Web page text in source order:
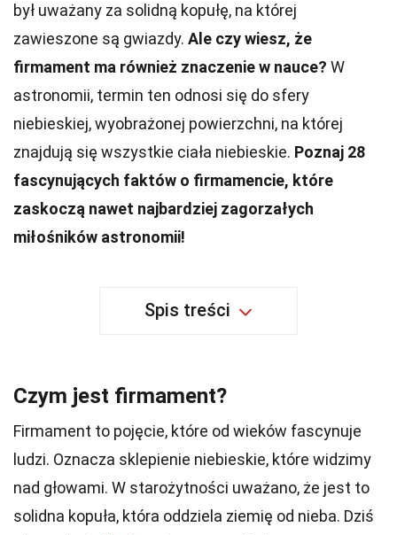
był uważany za solidną kopułę, na której
zawieszone są gwiazdy. Ale czy wiesz, że
firmament ma również znaczenie w nauce? W
astronomii, termin ten odnosi się do sfery
niebieskiej, wyobrażonej powierzchni, na której
znajdują się wszystkie ciała niebieskie. Poznaj 28
fascynujących faktów o firmamencie, które
zaskoczą nawet najbardziej zagorzałych
miłośników astronomii!
Spis treści
Czym jest firmament?
Firmament to pojęcie, które od wieków fascynuje
ludzi. Oznacza sklepienie niebieskie, które widzimy
nad głowami. W starożytności uważano, że jest to
solidna kopuła, która oddziela ziemię od nieba. Dziś